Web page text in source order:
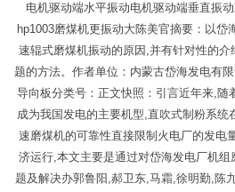
电机驱动端水平振动电机驱动端垂直振
hp1003磨煤机更振动大陈美官摘要：以岱
速辊式磨煤机振动的原因,并有针对性的
题的方法。作者单位：内蒙古岱海发电有
导向板分类号：正文快照：引言近年来,随
成为我国发电的主要机型,直吹式制粉系统
速磨煤机的可靠性直接限制火电厂的发电
济运行,本文主要是通过对岱海发电厂机
题及解决办郭鲁阳,郝卫东,马霜,徐明勤,陈